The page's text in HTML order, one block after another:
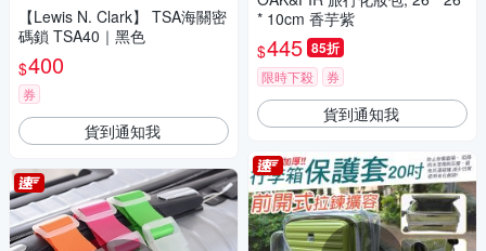
【Lewis N. Clark】 TSA海關密
碼鎖 TSA40｜黑色
$400
券
貨到通知我
* 10cm 香芋紫
$445 85折
限時下殺 券
貨到通知我